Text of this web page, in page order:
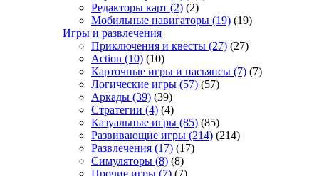
Редакторы карт (2) (2)
Мобильные навигаторы (19) (19)
Игры и развлечения
Приключения и квесты (27) (27)
Action (10) (10)
Карточные игры и пасьянсы (7) (7)
Логические игры (57) (57)
Аркады (39) (39)
Стратегии (4) (4)
Казуальные игры (85) (85)
Развивающие игры (214) (214)
Развлечения (17) (17)
Симуляторы (8) (8)